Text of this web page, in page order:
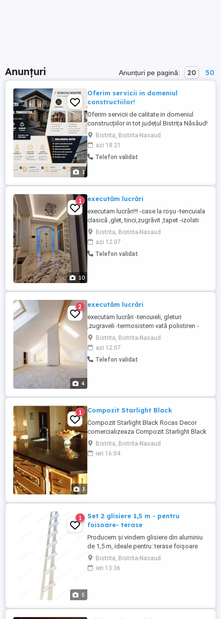
Anunțuri Anunțuri pe pagină: 20 50
1
Oferim servicii in domeniul
constructiilor!
Oferim servicii de calitate in domeniul
construcțiilor in tot județul Bistrița Năsăud!
Cerem si oferim respect pt orice detalii ne
puteți contacta
Bistrita, Bistrita-Nasaud
azi 18:21
Telefon validat
10
1 executăm lucrări
executam lucrări!!! -case la roșu -tencuiala
clasică ,glet, tinci,zugrăvit ,tapet -izolati
polistiren vată -hidroizolații -gresie,
faianța ,parchet -garduri ,pavaj -alte lucrări
de constructii. rog seriozitate!!! angajez
muncitorii!!! ...
Bistrita, Bistrita-Nasaud
azi 12:07
Telefon validat
4
2 executăm lucrări
executam lucrări -tencuieli, gleturi
,zugraveli -termosistem vată polistiren -
hidroizolații -gresie faianța parchet -alte
lucrări de constructii. Rog seriozitate!!!!!
Bistrita, Bistrita-Nasaud
azi 12:07
Telefon validat
3
1 Compozit Starlight Black
Compozit Starlight Black Rocas Decor
comercializeaza Compozit Starlight Black
. materialul ideal pentru crearea blaturilor
de bucatarie , baie , baruri sau glafuri .
Compus rezistent , rata de absortie
Bistrita, Bistrita-Nasaud
ieri 16:04
5
1
Set 2 glisiere 1,5 m - pentru
foisoare- terase
Producem și vindem glisiere din aluminiu
de 1,5 m, ideale pentru: terase foișoare
balcoane sisteme glisante ușoare și
rezistente Set 2 glisiere 1,5 m 350 lei Setul
conține 2 glisiere : stânga dreapta sau sus
Bistrita, Bistrita-Nasaud
ieri 13:36